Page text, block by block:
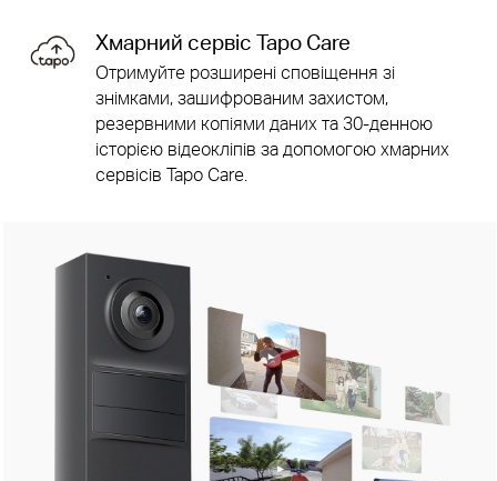
Хмарний сервіс Tapo Care
Отримуйте розширені сповіщення зі
знімками, зашифрованим захистом,
резервними копіями даних та 30-денною
історією відеокліпів за допомогою хмарних
сервісів Tapo Care.